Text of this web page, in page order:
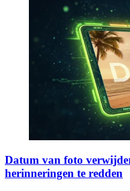
Datum van foto
herinneringen te redden